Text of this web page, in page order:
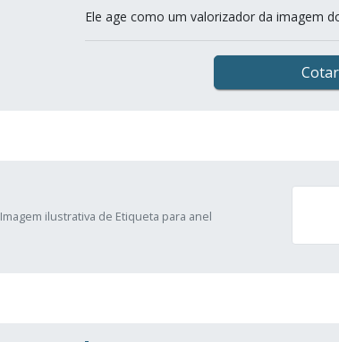
Ele age como um valorizador da imagem
Imagem ilustrativa de Etiqueta para anel